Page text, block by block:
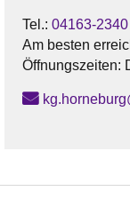
Tel.: 04163-2340
Am besten
Öffnungszeiten: